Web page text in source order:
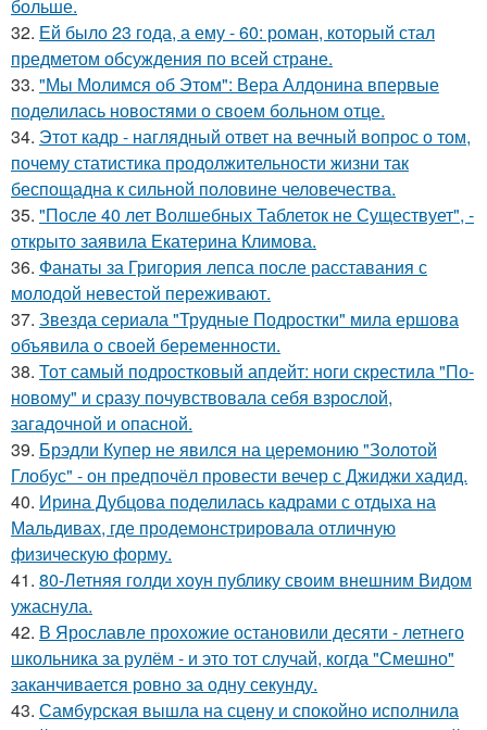
больше.
32. Ей было 23 года, а ему - 60: роман, который стал
предметом обсуждения по всей стране.
33. "Мы Молимся об Этом": Вера Алдонина впервые
поделилась новостями о своем больном отце.
34. Этот кадр - наглядный ответ на вечный вопрос о том,
почему статистика продолжительности жизни так
беспощадна к сильной половине человечества.
35. "После 40 лет Волшебных Таблеток не Существует", -
открыто заявила Екатерина Климова.
36. Фанаты за Григория лепса после расставания с
молодой невестой переживают.
37. Звезда сериала "Трудные Подростки" мила ершова
объявила о своей беременности.
38. Тот самый подростковый апдейт: ноги скрестила "По-
новому" и сразу почувствовала себя взрослой,
загадочной и опасной.
39. Брэдли Купер не явился на церемонию "Золотой
Глобус" - он предпочёл провести вечер с Джиджи хадид.
40. Ирина Дубцова поделилась кадрами с отдыха на
Мальдивах, где продемонстрировала отличную
физическую форму.
41. 80-Летняя голди хоун публику своим внешним Видом
ужаснула.
42. В Ярославле прохожие остановили десяти - летнего
школьника за рулём - и это тот случай, когда "Смешно"
заканчивается ровно за одну секунду.
43. Самбурская вышла на сцену и спокойно исполнила